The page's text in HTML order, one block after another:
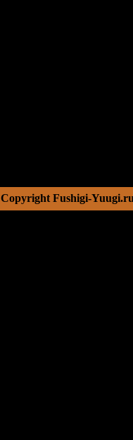
Copyright Fushigi-